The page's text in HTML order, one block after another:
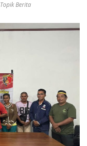
Topik Berita